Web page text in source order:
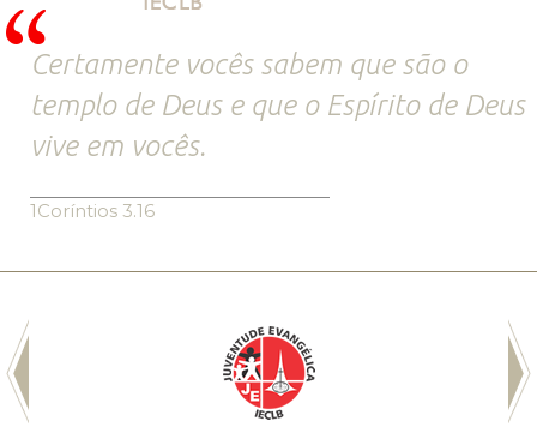
Certamente vocês sabem que são o
templo de Deus e que o Espírito de Deus
vive em vocês.
1Coríntios 3.16